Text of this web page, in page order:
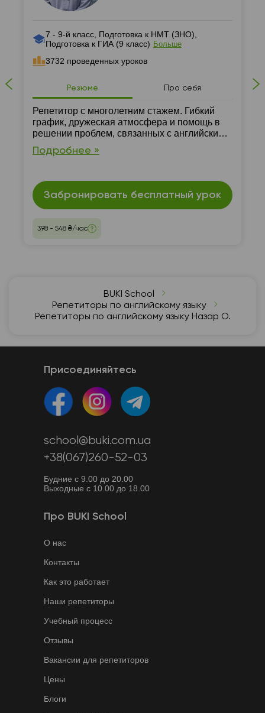
7 - 9-й класс, Подготовка к НМТ (ЗНО),
Подготовка к ГИА (9 класс) Больше
3732 проведенных уроков
Резюме Про себя
Репетитор с многолетним стажем. Гибкий
график, дружеская атмосфера и помощь в
решении проблем, связанных с английским,
гарантировано. Занятия проходят только
онлайн.
Подробнее »
Забронировать бесплатный урок
398 - 548 ₴/час
BUKI School
Репетиторы по английскому языку
Репетиторы по английскому языку Назар О.
Присоединяйтесь
school@buki.com.ua
+38(067)260-52-03
Будние с 9.00 до 20.00
Выходные с 10.00 до 18.00
Про BUKI School
О нас
Контакты
Как это работает
Наши репетиторы
Учебный процесс
Отзывы
Вакансии для репетиторов
Цены
Блоги